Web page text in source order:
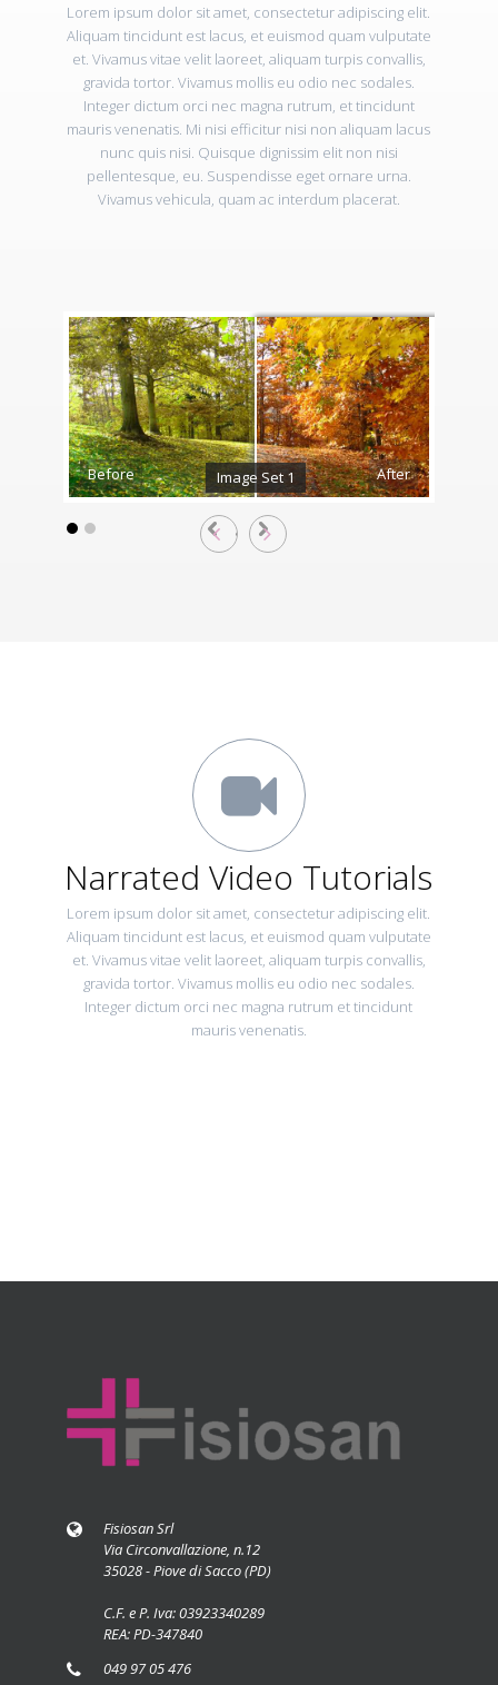
Lorem ipsum dolor sit amet, consectetur adipiscing elit.
Aliquam tincidunt est lacus, et euismod quam vulputate
et. Vivamus vitae velit laoreet, aliquam turpis convallis,
gravida tortor. Vivamus mollis eu odio nec sodales.
Integer dictum orci nec magna rutrum, et tincidunt
mauris venenatis. Mi nisi efficitur nisi non aliquam lacus
nunc quis nisi. Quisque dignissim elit non nisi
pellentesque, eu. Suspendisse eget ornare urna.
Vivamus vehicula, quam ac interdum placerat.
Before Image Set 1 After
Before Image Set 2 After
Narrated Video Tutorials
Lorem ipsum dolor sit amet, consectetur adipiscing elit.
Aliquam tincidunt est lacus, et euismod quam vulputate
et. Vivamus vitae velit laoreet, aliquam turpis convallis,
gravida tortor. Vivamus mollis eu odio nec sodales.
Integer dictum orci nec magna rutrum et tincidunt
mauris venenatis.
Fisiosan Srl
Via Circonvallazione, n.12
35028 - Piove di Sacco (PD)
C.F. e P. Iva: 03923340289
REA: PD-347840
049 97 05 476